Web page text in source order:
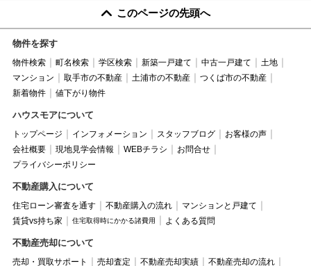
このページの先頭へ
物件を探す
物件検索 町名検索 学区検索 新築一戸建て 中古一戸建て
土地
マンション
取手市の不動産 土浦市の不動産
つくば市の不動産
新着物件
値下がり物件
ハウスモアについて
トップページ インフォメーション スタッフブログ
お客様の声
会社概要
現地見学会情報 WEBチラシ
お問合せ
プライバシーポリシー
不動産購入について
住宅ローン審査を通す 不動産購入の流れ
マンションと戸建て
賃貸vs持ち家
住宅取得時にかかる諸費用 よくある質問
不動産売却について
売却・買取サポート 売却査定 不動産売却実績
不動産売却の流れ